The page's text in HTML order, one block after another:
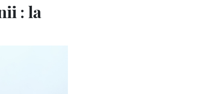
: la